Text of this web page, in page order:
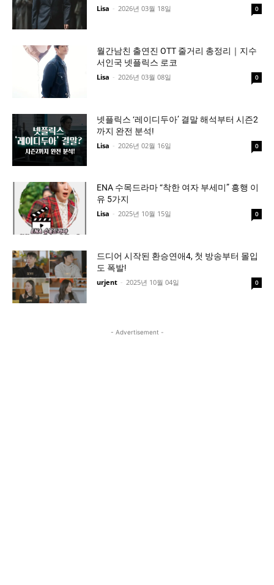
Lisa - 2026년 03월 18일 0
월간남친 출연진 OTT 줄거리 총정리｜지수
서인국 넷플릭스 로코
Lisa - 2026년 03월 08일 0
넷플릭스 ‘레이디두아’ 결말 해석부터 시즌2
까지 완전 분석!
Lisa - 2026년 02월 16일 0
ENA 수목드라마 “착한 여자 부세미” 흥행 이
유 5가지
Lisa - 2025년 10월 15일 0
드디어 시작된 환승연애4, 첫 방송부터 몰입
도 폭발!
urjent - 2025년 10월 04일 0
- Advertisement -